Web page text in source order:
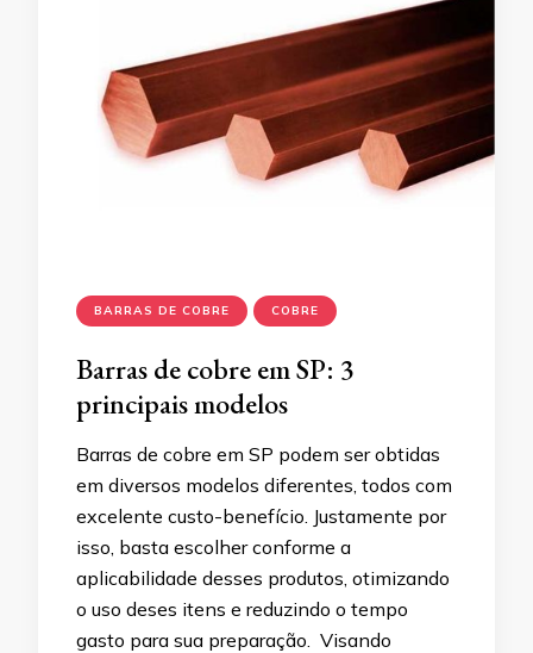
BARRAS DE COBRE COBRE
Barras de cobre em SP: 3
principais modelos
Barras de cobre em SP podem ser obtidas
em diversos modelos diferentes, todos com
excelente custo-benefício. Justamente por
isso, basta escolher conforme a
aplicabilidade desses produtos, otimizando
o uso deses itens e reduzindo o tempo
gasto para sua preparação. Visando